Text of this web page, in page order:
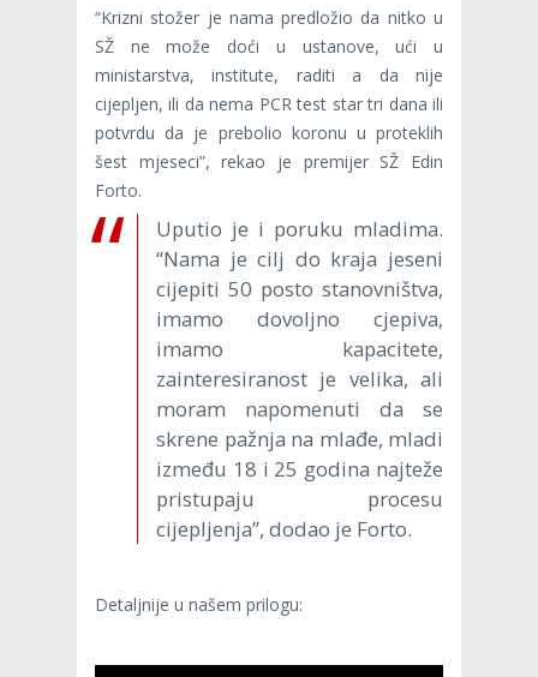
“Krizni stožer je nama predložio da nitko u
SŽ ne može doći u ustanove, ući u
ministarstva, institute, raditi a da nije
cijepljen, ili da nema PCR test star tri dana ili
potvrdu da je prebolio koronu u proteklih
šest mjeseci”, rekao je premijer SŽ Edin
Forto.
Uputio je i poruku mladima.
“Nama je cilj do kraja jeseni
cijepiti 50 posto stanovništva,
imamo dovoljno cjepiva,
imamo kapacitete,
zainteresiranost je velika, ali
moram napomenuti da se
skrene pažnja na mlađe, mladi
između 18 i 25 godina najteže
pristupaju procesu
cijepljenja”, dodao je Forto.
Detaljnije u našem prilogu: